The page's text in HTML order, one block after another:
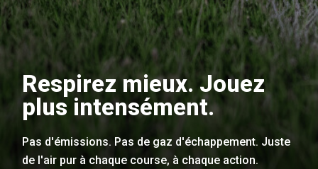
Respirez mieux. Jouez
plus intensément.
Pas d'émissions. Pas de gaz d'échappement. Juste
de l'air pur à chaque course, à chaque action.